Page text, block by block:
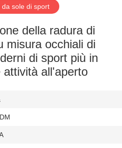
da sole di sport
della radura di
misura occhiali di
di sport più in
attività all'aperto